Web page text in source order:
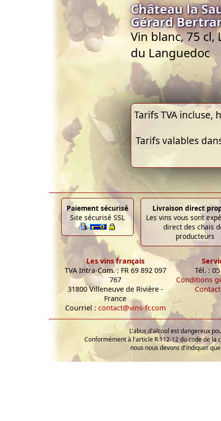
Château la
Gérard
Vin blanc, 75 cl,
du Languedoc
Tarifs TVA
Tarifs valables
Paiement sécurisé
Site sécurisé SSL
Livraison direct
Les vins vous sont
direct des chais
producteurs
Les vins français
TVA Intra-Com. : FR 69 892 097
767
31800 Villeneuve de Rivière -
France
Courriel : contact@vins-fr.com
Tél. :
Conditions
Contact
L'abus d'alcool est dangereux
Conformément à l'article R.112-12 du code de la
nous nous devons d'indiquer